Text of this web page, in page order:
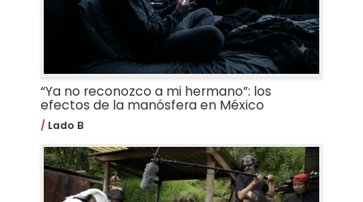
“Ya no reconozco a mi hermano”: los
efectos de la manósfera en México
Lado B